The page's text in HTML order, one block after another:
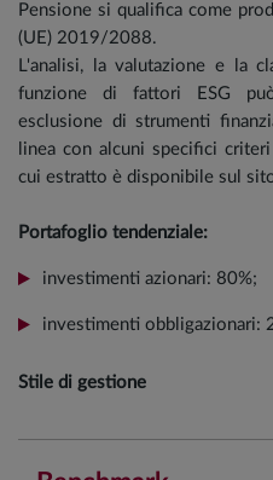
Pensione si qualifica come
(UE) 2019/2088.
L'analisi, la valutazione e la
funzione di fattori ESG
esclusione di strumenti
linea con alcuni specifici
cui estratto è disponibile sul
Portafoglio tendenziale:
investimenti azionari: 80%;
investimenti obbligazionari:
Stile di gestione